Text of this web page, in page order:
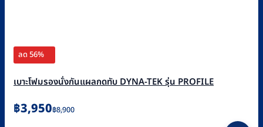
ลด 56%
เบาะโฟมรองนั่งกันแผลกดทับ DYNA-TEK รุ่น PROFILE
฿8,900
Original
฿3,950
Current